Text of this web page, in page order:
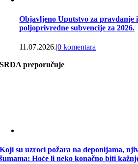
Objavljeno Uputstvo za pravdanje
poljoprivredne subvencije za 2026.
11.07.2026.|0 komentara
SRDA preporučuje
Koji su uzroci požara na deponijama,
šumama: Hoće li neko konačno biti